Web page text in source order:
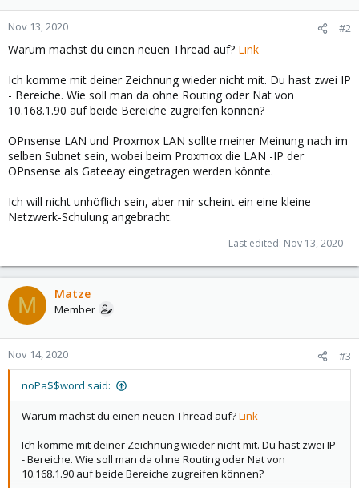
Nov 13, 2020 #2
Warum machst du einen neuen Thread auf? Link
Ich komme mit deiner Zeichnung wieder nicht mit. Du hast zwei IP
- Bereiche. Wie soll man da ohne Routing oder Nat von
10.168.1.90 auf beide Bereiche zugreifen können?
OPnsense LAN und Proxmox LAN sollte meiner Meinung nach im
selben Subnet sein, wobei beim Proxmox die LAN -IP der
OPnsense als Gateeay eingetragen werden könnte.
Ich will nicht unhöflich sein, aber mir scheint ein eine kleine
Netzwerk-Schulung angebracht.
Last edited: Nov 13, 2020
M Matze
Member
Nov 14, 2020 #3
noPa$$word said:
Warum machst du einen neuen Thread auf?Link
Ich komme mit deiner Zeichnung wieder nicht mit. Du hast zwei IP
- Bereiche. Wie soll man da ohne Routing oder Nat von
10.168.1.90 auf beide Bereiche zugreifen können?